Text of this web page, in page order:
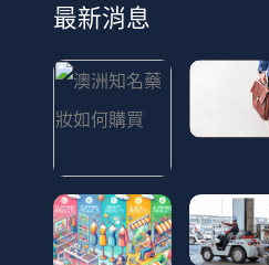
最新消息